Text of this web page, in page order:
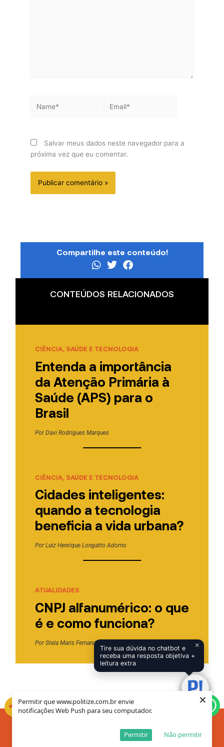
Permitir que www.politize.com.br envie
notificações Web Push para seu computador.
Não permitir
Permitir
×
Salvar meus dados neste navegador para a
próxima vez que eu comentar.
Compartilhe este conteúdo!
CONTEÚDOS RELACIONADOS
CIÊNCIA, SAÚDE E TECNOLOGIA
Entenda a importância
da Atenção Primária à
Saúde (APS) para o
Brasil
PorDavi Rodrigues Marques
CIÊNCIA, SAÚDE E TECNOLOGIA
Cidades inteligentes:
quando a tecnologia
beneficia a vida urbana?
PorLuiz Henrique Longatto Adorno
ATUALIDADES
CNPJ alfanumérico: o que
é e como funciona?
PorStela Maris Fernandes Pereira
ASSINE NOSSO BOLETIM
Tire sua dúvida no chatbot e
receba uma resposta objetiva +
leitura extra
×